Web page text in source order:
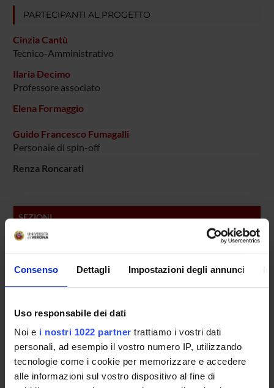
Consenso Dettagli Impostazioni degli annunci
Uso responsabile dei dati
Noi e i nostri 1022 partner trattiamo i vostri dati
personali, ad esempio il vostro numero IP, utilizzando
tecnologie come i cookie per memorizzare e accedere
alle informazioni sul vostro dispositivo al fine di
PARTECIPANTI AL PROGETTO
Cinzia Cantù
Tecnico-Amministrativo
Ilaria Decimo
Professore associato
Elena Formaggio
Guido Francesco Fumagalli
Personale di spin-off
Renza Roncarati
SEZIONI
Farmacologia
PUBBLICAZIONI
Cholinergic function modulation by NTs in rat BF cultures
Neural agrin controls maturation of the excitation-
p75 neurotrophin receptor distribution and transport in